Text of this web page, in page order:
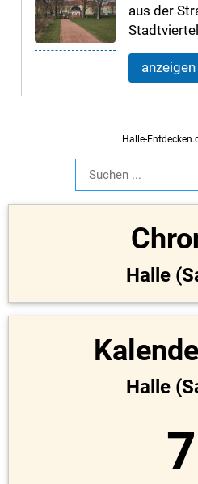
aus der
anzeigen
Halle-
Halle
Halle
7